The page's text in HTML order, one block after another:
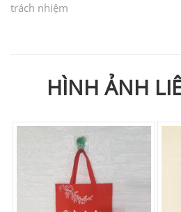
trách nhiệm
HÌNH ẢNH